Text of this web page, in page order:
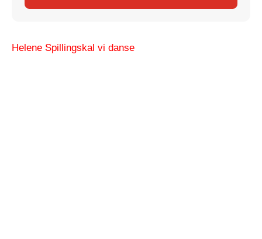
Helene Spillingskal vi danse